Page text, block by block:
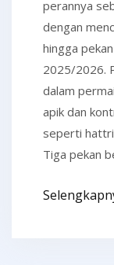
perannya
dengan
hingga
2025/2026.
dalam
apik dan
seperti
Tiga pekan